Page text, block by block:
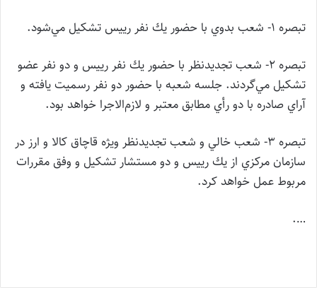
تبصره 1- شعب بدوي با حضور يك نفر رييس تشكيل مي‌شود.
تبصره 2- شعب تجديدنظر با حضور يك نفر رييس و دو نفر عضو
تشكيل مي‌گردند. جلسه شعبه با حضور دو نفر رسميت يافته و
آراي صادره با دو رأي مطابق معتبر و لازم‌الاجرا خواهد بود.
تبصره 3- شعب خالي و شعب تجديدنظر ويژه قاچاق كالا و ارز در
سازمان مركزي از يك رييس و دو مستشار تشكيل و وفق مقررات
مربوط عمل خواهد كرد.
….